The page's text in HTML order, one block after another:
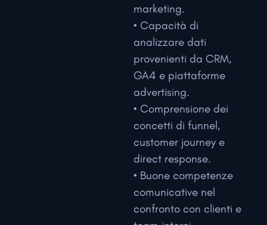
marketing.
• Capacità di
analizzare dati
provenienti da CRM,
GA4 e piattaforme
advertising.
• Comprensione dei
concetti di funnel,
customer journey e
direct response.
• Buone competenze
comunicative nel
confronto con clienti e